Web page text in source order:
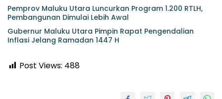
Pemprov Maluku Utara Luncurkan Program 1.200 RTLH,
Pembangunan Dimulai Lebih Awal
Gubernur Maluku Utara Pimpin Rapat Pengendalian
Inflasi Jelang Ramadan 1447 H
Post Views: 488